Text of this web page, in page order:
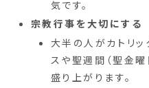
気です。
宗教行事を大切にする
大半の人がカトリッ
スや聖週間（聖金
盛り上がります。